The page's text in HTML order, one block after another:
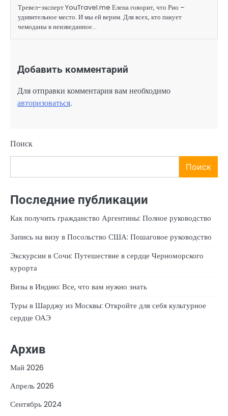
Тревел-эксперт YouTravel.me Елена говорит, что Рио –
удивительное место. И мы ей верим. Для всех, кто пакует
чемоданы в неизведанное…
Добавить комментарий
Для отправки комментария вам необходимо
авторизоваться.
Поиск
Поиск
Последние публикации
Как получить гражданство Аргентины: Полное руководство
Запись на визу в Посольство США: Пошаговое руководство
Экскурсии в Сочи: Путешествие в сердце Черноморского
курорта
Визы в Индию: Все, что вам нужно знать
Туры в Шарджу из Москвы: Откройте для себя культурное
сердце ОАЭ
Архив
Май 2026
Апрель 2026
Сентябрь 2024